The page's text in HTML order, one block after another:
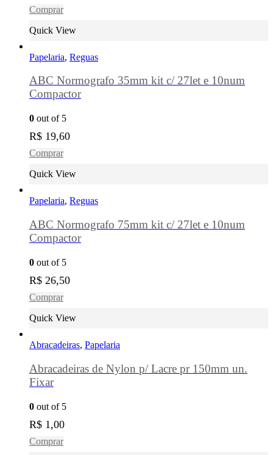
Comprar
Quick View
Papelaria, Reguas
ABC Normografo 35mm kit c/ 27let e 10num
Compactor
0 out of 5
R$ 19,60
Comprar
Quick View
Papelaria, Reguas
ABC Normografo 75mm kit c/ 27let e 10num
Compactor
0 out of 5
R$ 26,50
Comprar
Quick View
Abracadeiras, Papelaria
Abracadeiras de Nylon p/ Lacre pr 150mm un.
Fixar
0 out of 5
R$ 1,00
Comprar